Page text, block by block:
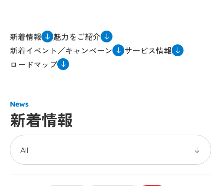
新着情報
魅力をご紹介
新着イベント／キャンペーン
サービス情報
ロードマップ
News
新着情報